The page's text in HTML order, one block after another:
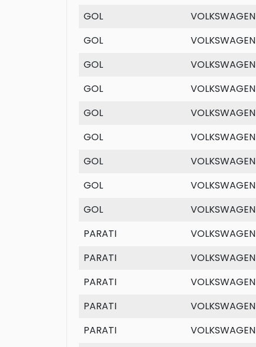
GOL
VOLKSWAGEN
GOL
VOLKSWAGEN
GOL
VOLKSWAGEN
GOL
VOLKSWAGEN
GOL
VOLKSWAGEN
GOL
VOLKSWAGEN
GOL
VOLKSWAGEN
GOL
VOLKSWAGEN
GOL
VOLKSWAGEN
PARATI
VOLKSWAGEN
PARATI
VOLKSWAGEN
PARATI
VOLKSWAGEN
PARATI
VOLKSWAGEN
PARATI
VOLKSWAGEN